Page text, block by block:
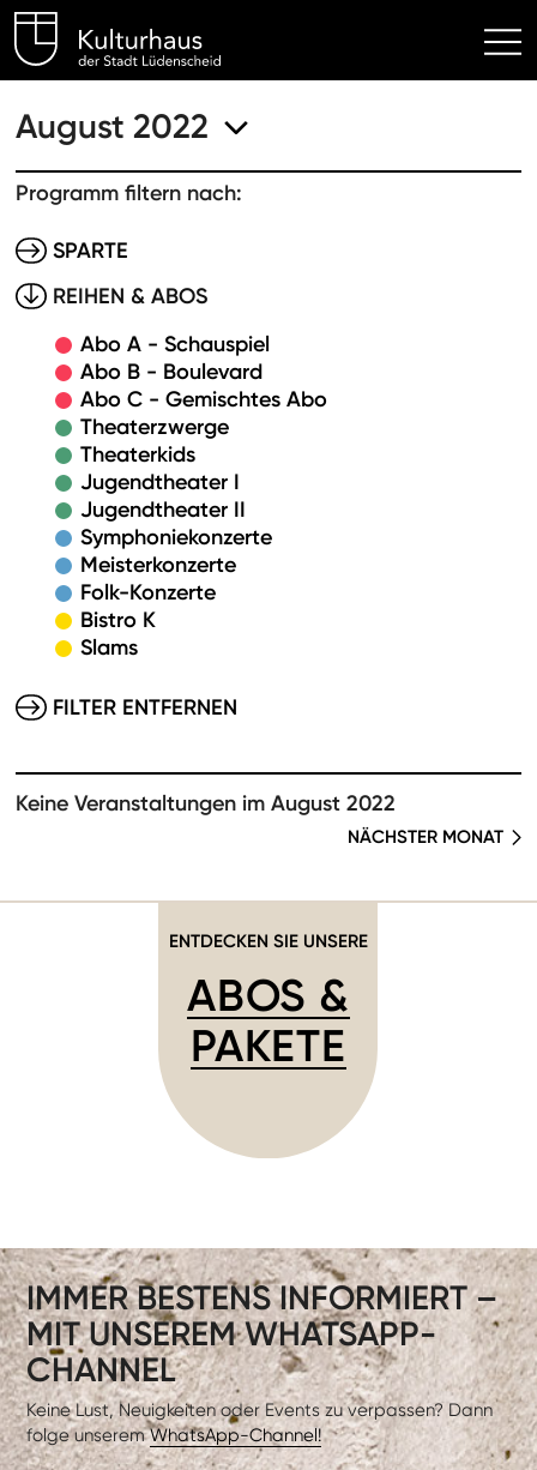
Kulturhaus Lüdenscheid
August 2022
Programm filtern nach:
SPARTE
REIHEN & ABOS
Abo A - Schauspiel
Abo B - Boulevard
Abo C - Gemischtes Abo
Theaterzwerge
Theaterkids
Jugendtheater I
Jugendtheater II
Symphoniekonzerte
Meisterkonzerte
Folk-Konzerte
Bistro K
Slams
FILTER ENTFERNEN
Keine Veranstaltungen im August 2022
NÄCHSTER MONAT
ENTDECKEN SIE UNSERE
ABOS &
PAKETE
IMMER BESTENS INFORMIERT –
MIT UNSEREM WHATSAPP-
CHANNEL
Keine Lust, Neuigkeiten oder Events zu verpassen? Dann
folge unseremWhatsApp-Channel!